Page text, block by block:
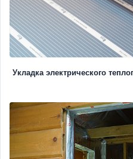
Укладка электрического